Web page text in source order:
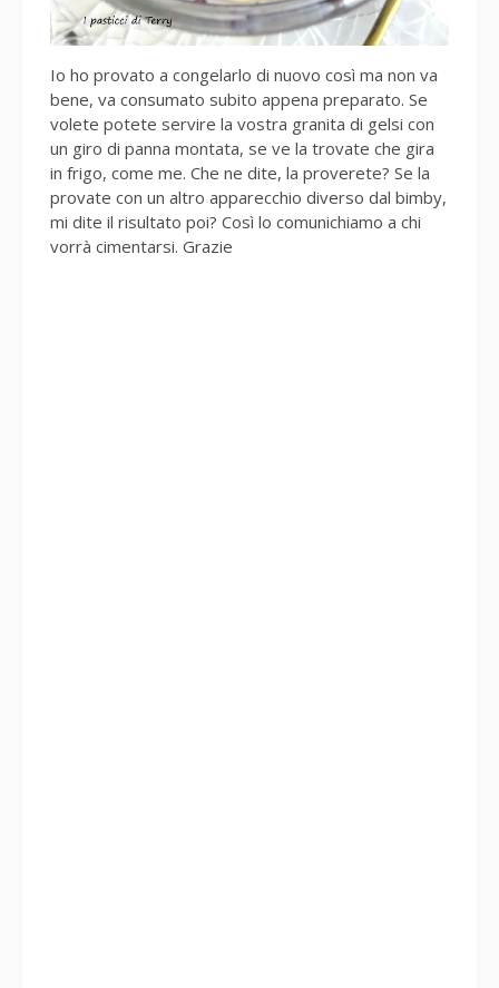
Io ho provato a congelarlo di nuovo così ma non va
bene, va consumato subito appena preparato. Se
volete potete servire la vostra granita di gelsi con
un giro di panna montata, se ve la trovate che gira
in frigo, come me. Che ne dite, la proverete? Se la
provate con un altro apparecchio diverso dal bimby,
mi dite il risultato poi? Così lo comunichiamo a chi
vorrà cimentarsi. Grazie